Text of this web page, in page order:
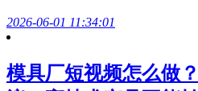
2026-06-01 11:34:01
模具厂短视频怎么做